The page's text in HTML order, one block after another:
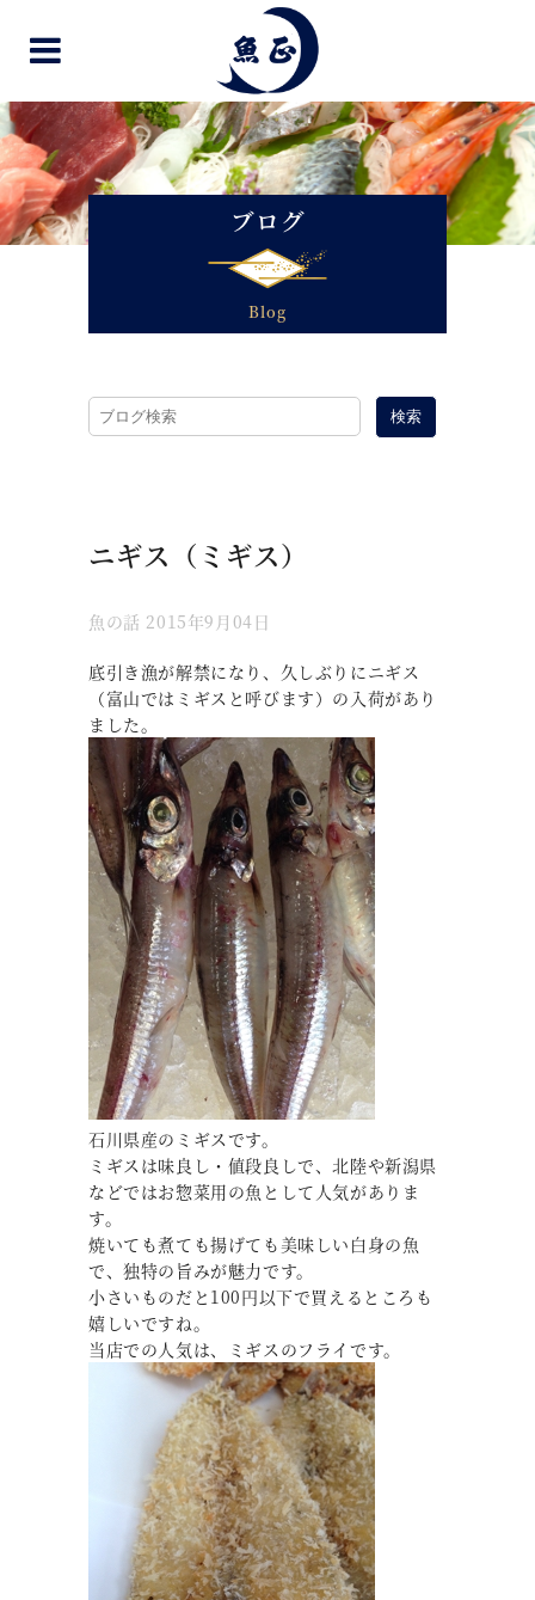
ブログ
Blog
検索
ニギス（ミギス）
魚の話 2015年9月04日
底引き漁が解禁になり、久しぶりにニギス
（富山ではミギスと呼びます）の入荷があり
ました。
石川県産のミギスです。
ミギスは味良し・値段良しで、北陸や新潟県
などではお惣菜用の魚として人気がありま
す。
焼いても煮ても揚げても美味しい白身の魚
で、独特の旨みが魅力です。
小さいものだと100円以下で買えるところも
嬉しいですね。
当店での人気は、ミギスのフライです。